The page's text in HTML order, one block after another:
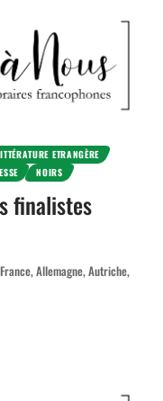
ETRANGÈRE
NOIRS
finalistes
Allemagne, Autriche,